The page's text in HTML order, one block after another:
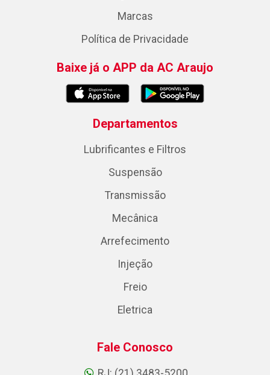
Marcas
Política de Privacidade
Baixe já o APP da AC Araujo
Departamentos
Lubrificantes e Filtros
Suspensão
Transmissão
Mecânica
Arrefecimento
Injeção
Freio
Eletrica
Fale Conosco